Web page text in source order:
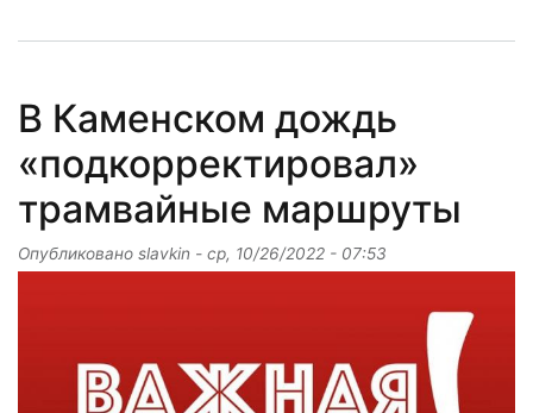
В Каменском дождь
«подкорректировал»
трамвайные маршруты
Опубликовано slavkin - ср, 10/26/2022 - 07:53